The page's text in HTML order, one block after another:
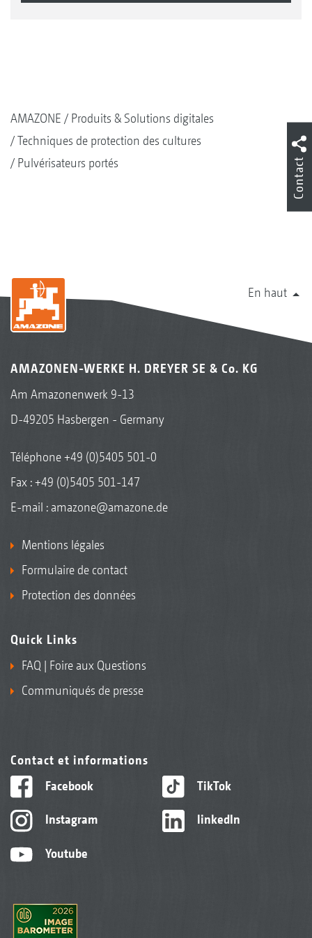
AMAZONE
Produits & Solutions digitales
Techniques de protection des cultures
Pulvérisateurs portés
En haut
AMAZONEN-WERKE H. DREYER SE & Co. KG
Am Amazonenwerk 9-13
D-49205 Hasbergen - Germany
Téléphone+49 (0)5405 501-0
Fax : +49 (0)5405 501-147
E-mail : amazone@amazone.de
Mentions légales
Formulaire de contact
Protection des données
Quick Links
FAQ | Foire aux Questions
Communiqués de presse
Contact et informations
Facebook
Instagram
Youtube
TikTok
linkedIn
Contact